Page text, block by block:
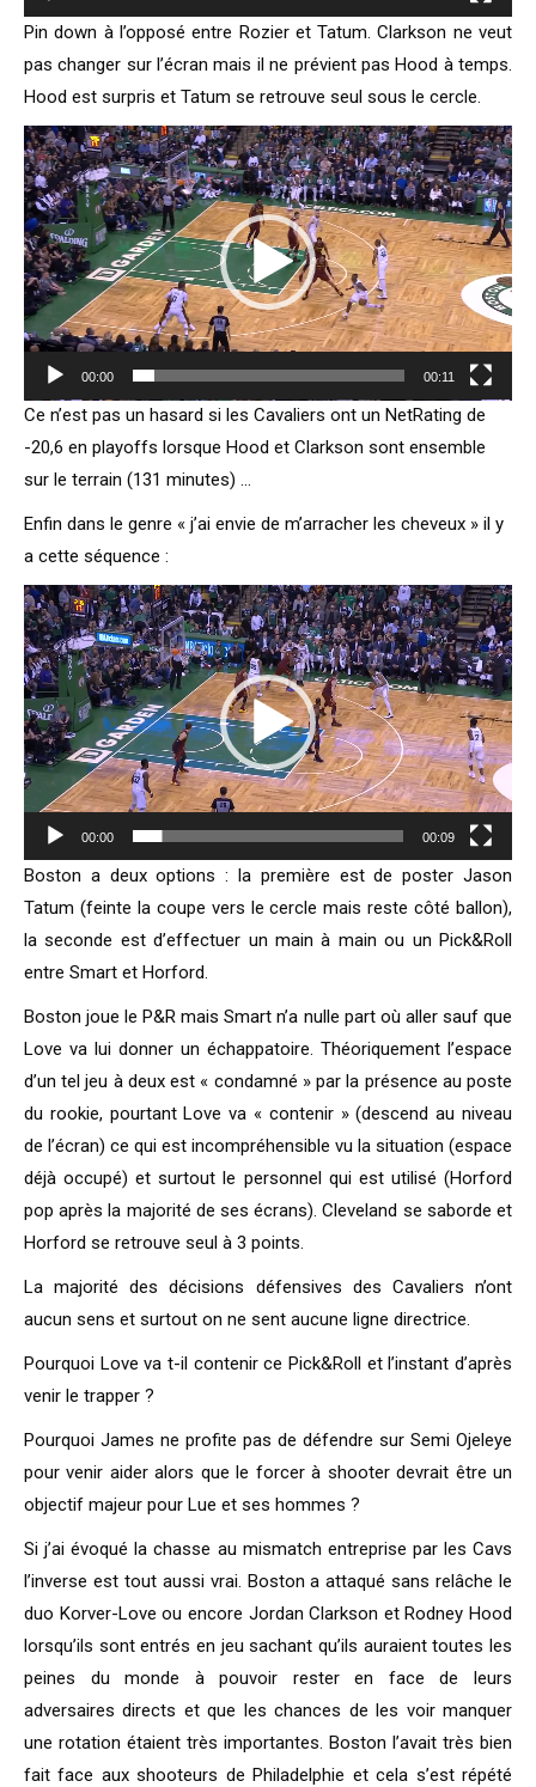
Pin down à l’opposé entre Rozier et Tatum. Clarkson ne veut
pas changer sur l’écran mais il ne prévient pas Hood à temps.
Hood est surpris et Tatum se retrouve seul sous le cercle.
Lecteur
vidéo
00:00 00:11
Ce n’est pas un hasard si les Cavaliers ont un NetRating de
-20,6 en playoffs lorsque Hood et Clarkson sont ensemble
sur le terrain (131 minutes) …
Enfin dans le genre « j’ai envie de m’arracher les cheveux » il y
a cette séquence :
Lecteur
vidéo
00:00 00:09
Boston a deux options : la première est de poster Jason
Tatum (feinte la coupe vers le cercle mais reste côté ballon),
la seconde est d’effectuer un main à main ou un Pick&Roll
entre Smart et Horford.
Boston joue le P&R mais Smart n’a nulle part où aller sauf que
Love va lui donner un échappatoire. Théoriquement l’espace
d’un tel jeu à deux est « condamné » par la présence au poste
du rookie, pourtant Love va « contenir » (descend au niveau
de l’écran) ce qui est incompréhensible vu la situation (espace
déjà occupé) et surtout le personnel qui est utilisé (Horford
pop après la majorité de ses écrans). Cleveland se saborde et
Horford se retrouve seul à 3 points.
La majorité des décisions défensives des Cavaliers n’ont
aucun sens et surtout on ne sent aucune ligne directrice.
Pourquoi Love va t-il contenir ce Pick&Roll et l’instant d’après
venir le trapper ?
Pourquoi James ne profite pas de défendre sur Semi Ojeleye
pour venir aider alors que le forcer à shooter devrait être un
objectif majeur pour Lue et ses hommes ?
Si j’ai évoqué la chasse au mismatch entreprise par les Cavs
l’inverse est tout aussi vrai. Boston a attaqué sans relâche le
duo Korver-Love ou encore Jordan Clarkson et Rodney Hood
lorsqu’ils sont entrés en jeu sachant qu’ils auraient toutes les
peines du monde à pouvoir rester en face de leurs
adversaires directs et que les chances de les voir manquer
une rotation étaient très importantes. Boston l’avait très bien
fait face aux shooteurs de Philadelphie et cela s’est répété